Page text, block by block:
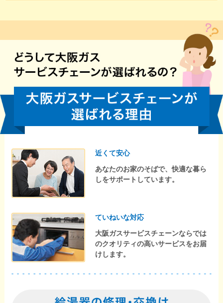
近くて安心
あなたのお家のそばで、快適な暮ら
しをサポートしています。
ていねいな対応
大阪ガスサービスチェーンならでは
のクオリティの高いサービスをお届
けします。